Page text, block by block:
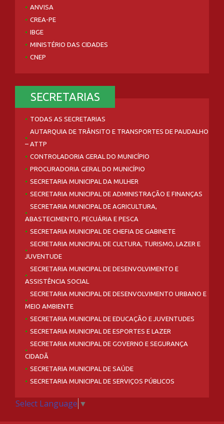
ANVISA
CREA-PE
IBGE
MINISTÉRIO DAS CIDADES
CNEP
SECRETARIAS
TODAS AS SECRETARIAS
AUTARQUIA DE TRÂNSITO E TRANSPORTES DE PAUDALHO
– ATTP
CONTROLADORIA GERAL DO MUNICÍPIO
PROCURADORIA GERAL DO MUNICÍPIO
SECRETARIA MUNICIPAL DA MULHER
SECRETARIA MUNICIPAL DE ADMINISTRAÇÃO E FINANÇAS
SECRETARIA MUNICIPAL DE AGRICULTURA,
ABASTECIMENTO, PECUÁRIA E PESCA
SECRETARIA MUNICIPAL DE CHEFIA DE GABINETE
SECRETARIA MUNICIPAL DE CULTURA, TURISMO, LAZER E
JUVENTUDE
SECRETARIA MUNICIPAL DE DESENVOLVIMENTO E
ASSISTÊNCIA SOCIAL
SECRETARIA MUNICIPAL DE DESENVOLVIMENTO URBANO E
MEIO AMBIENTE
SECRETARIA MUNICIPAL DE EDUCAÇÃO E JUVENTUDES
SECRETARIA MUNICIPAL DE ESPORTES E LAZER
SECRETARIA MUNICIPAL DE GOVERNO E SEGURANÇA
CIDADÃ
SECRETARIA MUNICIPAL DE SAÚDE
SECRETARIA MUNICIPAL DE SERVIÇOS PÚBLICOS
Select Language ▼